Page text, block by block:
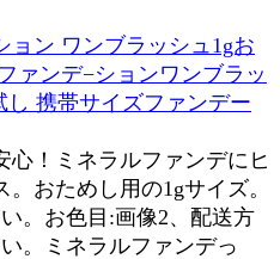
ョン ワンブラッシュ1gお
ァンデ−ションワンブラッ
し 携帯サイズファンデー
心！ミネラルファンデにヒ
おためし用の1gサイズ。
。お色目:画像2、配送方
。ミネラルファンデっ